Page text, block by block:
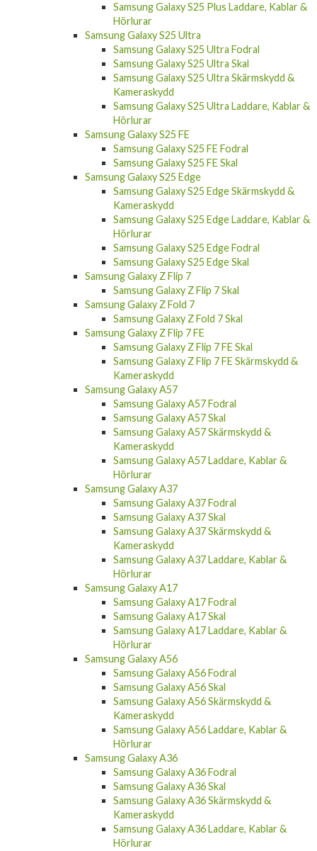
Samsung Galaxy S25 Plus Laddare, Kablar &
Hörlurar
Samsung Galaxy S25 Ultra
Samsung Galaxy S25 Ultra Fodral
Samsung Galaxy S25 Ultra Skal
Samsung Galaxy S25 Ultra Skärmskydd &
Kameraskydd
Samsung Galaxy S25 Ultra Laddare, Kablar &
Hörlurar
Samsung Galaxy S25 FE
Samsung Galaxy S25 FE Fodral
Samsung Galaxy S25 FE Skal
Samsung Galaxy S25 Edge
Samsung Galaxy S25 Edge Skärmskydd &
Kameraskydd
Samsung Galaxy S25 Edge Laddare, Kablar &
Hörlurar
Samsung Galaxy S25 Edge Fodral
Samsung Galaxy S25 Edge Skal
Samsung Galaxy Z Flip 7
Samsung Galaxy Z Flip 7 Skal
Samsung Galaxy Z Fold 7
Samsung Galaxy Z Fold 7 Skal
Samsung Galaxy Z Flip 7 FE
Samsung Galaxy Z Flip 7 FE Skal
Samsung Galaxy Z Flip 7 FE Skärmskydd &
Kameraskydd
Samsung Galaxy A57
Samsung Galaxy A57 Fodral
Samsung Galaxy A57 Skal
Samsung Galaxy A57 Skärmskydd &
Kameraskydd
Samsung Galaxy A57 Laddare, Kablar &
Hörlurar
Samsung Galaxy A37
Samsung Galaxy A37 Fodral
Samsung Galaxy A37 Skal
Samsung Galaxy A37 Skärmskydd &
Kameraskydd
Samsung Galaxy A37 Laddare, Kablar &
Hörlurar
Samsung Galaxy A17
Samsung Galaxy A17 Fodral
Samsung Galaxy A17 Skal
Samsung Galaxy A17 Laddare, Kablar &
Hörlurar
Samsung Galaxy A56
Samsung Galaxy A56 Fodral
Samsung Galaxy A56 Skal
Samsung Galaxy A56 Skärmskydd &
Kameraskydd
Samsung Galaxy A56 Laddare, Kablar &
Hörlurar
Samsung Galaxy A36
Samsung Galaxy A36 Fodral
Samsung Galaxy A36 Skal
Samsung Galaxy A36 Skärmskydd &
Kameraskydd
Samsung Galaxy A36 Laddare, Kablar &
Hörlurar